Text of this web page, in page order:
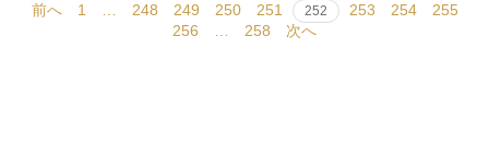
前へ 1 … 248 249 250 251 252 253 254
255
256
… 258 次へ